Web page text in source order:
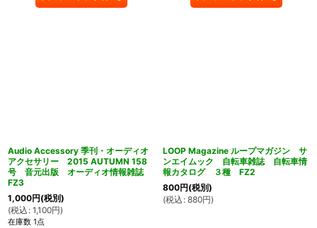
Audio Accessory 季刊・オーディオ
アクセサリー 2015 AUTUMN 158
号 音元出版 オーディオ情報雑誌
FZ3
1,000円(税別)
(税込 : 1,100円)
在庫数 1点
LOOP Magazine ループマガジン サ
ンエイムック 自転車雑誌 自転車情
報カタログ ３種 FZ2
800円(税別)
(税込 : 880円)